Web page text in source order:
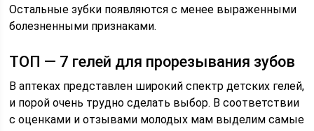
Остальные зубки появляются с менее выраженными
болезненными признаками.
ТОП — 7 гелей для прорезывания зубов
В аптеках представлен широкий спектр детских гелей,
и порой очень трудно сделать выбор. В соответствии
с оценками и отзывами молодых мам выделим самые